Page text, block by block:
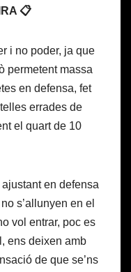
📋
i no poder, ja que
permetent massa
en defensa, fet
errades de
el quart de 10
en defensa
s’allunyen en el
vol entrar, poc es
ens deixen amb
de que se’ns